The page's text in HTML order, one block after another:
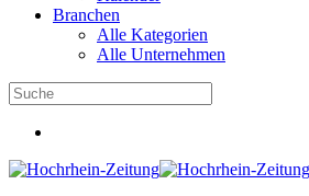
Branchen
Alle Kategorien
Alle Unternehmen